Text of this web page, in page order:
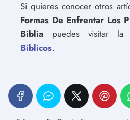
Si quieres conocer otros
Formas De Enfrentar Los
Biblia puedes visitar la
Bíblicos.